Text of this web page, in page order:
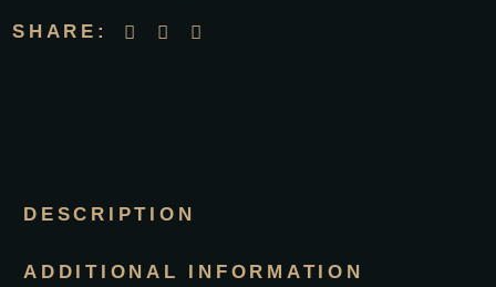
SHARE:
DESCRIPTION
ADDITIONAL INFORMATION